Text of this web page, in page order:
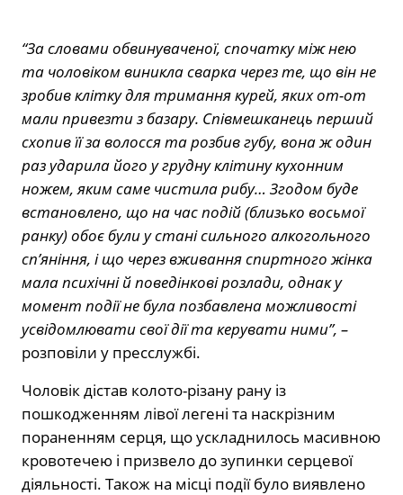
“За словами обвинуваченої, спочатку між нею
та чоловіком виникла сварка через те, що він не
зробив клітку для тримання курей, яких от-от
мали привезти з базару. Співмешканець перший
схопив її за волосся та розбив губу, вона ж один
раз ударила його у грудну клітину кухонним
ножем, яким саме чистила рибу… Згодом буде
встановлено, що на час подій (близько восьмої
ранку) обоє були у стані сильного алкогольного
сп’яніння, і що через вживання спиртного жінка
мала психічні й поведінкові розлади, однак у
момент події не була позбавлена можливості
усвідомлювати свої дії та керувати ними”, –
розповіли у пресслужбі.
Чоловік дістав колото-різану рану із
пошкодженням лівої легені та наскрізним
пораненням серця, що ускладнилось масивною
кровотечею і призвело до зупинки серцевої
діяльності. Також на місці події було виявлено